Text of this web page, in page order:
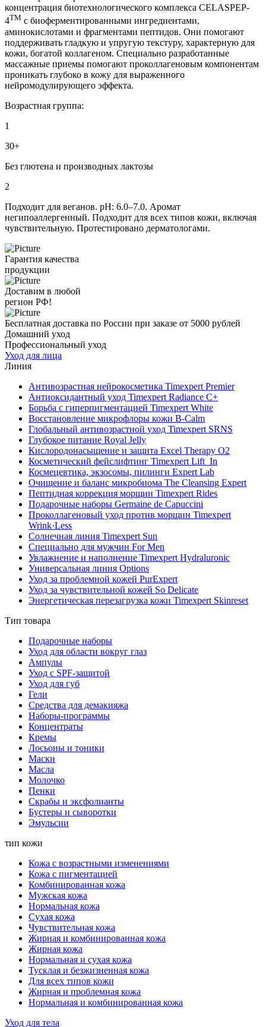
концентрация биотехнологического комплекса CELASPEP-
4TM с биоферментированными ингредиентами,
аминокислотами и фрагментами пептидов. Они помогают
поддерживать гладкую и упругую текстуру, характерную для
кожи, богатой коллагеном. Специально разработанные
массажные приемы помогают проколлагеновым компонентам
проникать глубоко в кожу для выраженного
нейромодулирующего эффекта.
Возрастная группа:
1
30+
Без глютена и производных лактозы
2
Подходит для веганов. pH: 6.0–7.0. Аромат
негипоаллергенный. Подходит для всех типов кожи, включая
чувствительную. Протестировано дерматологами.
Гарантия качества
продукции
Доставим в любой
регион РФ!
Бесплатная доставка по России при заказе от 5000 рублей
Домашний уход
Профессиональный уход
Уход для лица
Линия
Антивозрастная нейрокосметика Timexpert Premier
Антиоксидантный уход Timexpert Radiance C+
Борьба с гиперпигментацией Timexpert White
Восстановление микрофлоры кожи B-Calm
Глобальный антивозрастной уход Timexpert SRNS
Глубокое питание Royal Jelly
Кислородонасыщение и защита Excel Therapy O2
Косметический фейслифтинг Timexpert Lift_In
Космецевтика, экзосомы, пилинги Expert Lab
Очищение и баланс микробиома The Cleansing Expert
Пептидная коррекция морщин Timexpert Rides
Подарочные наборы Germaine de Capuccini
Проколлагеновый уход против морщин Timexpert
Wrink·Less
Солнечная линия Timexpert Sun
Специально для мужчин For Men
Увлажнение и наполнение Timexpert Hydraluronic
Универсальная линия Options
Уход за проблемной кожей PurExpert
Уход за чувствительной кожей So Delicate
Энергетическая перезагрузка кожи Timexpert Skinreset
Тип товара
Подарочные наборы
Уход для области вокруг глаз
Ампулы
Уход с SPF-защитой
Уход для губ
Гели
Средства для демакияжа
Наборы-программы
Концентраты
Кремы
Лосьоны и тоники
Маски
Масла
Молочко
Пенки
Скрабы и эксфолианты
Бустеры и сыворотки
Эмульсии
тип кожи
Кожа с возрастными изменениями
Кожа с пигментацией
Комбинированная кожа
Мужская кожа
Нормальная кожа
Сухая кожа
Чувствительная кожа
Жирная и комбинированная кожа
Жирная кожа
Нормальная и сухая кожа
Тусклая и безжизненная кожа
Для всех типов кожи
Жирная и проблемная кожа
Нормальная и комбинированная кожа
Уход для тела